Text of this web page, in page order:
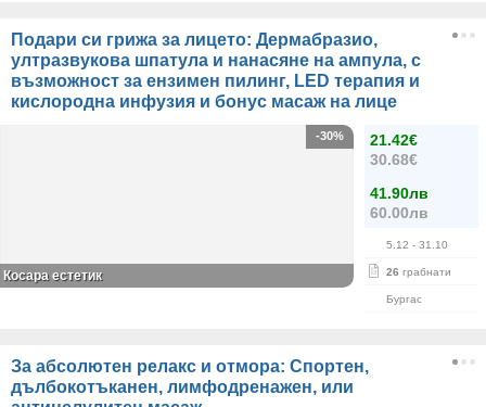
Подари си грижа за лицето: Дермабразио,
ултразвукова шпатула и нанасяне на ампула, с
възможност за ензимен пилинг, LED терапия и
кислородна инфузия и бонус масаж на лице
21.42€
30.68€
41.90лв
60.00лв
5.12 - 31.10
26 грабнати
Бургас
-30%
Косара естетик
За абсолютен релакс и отмора: Спортен,
дълбокотъканен, лимфодренажен, или